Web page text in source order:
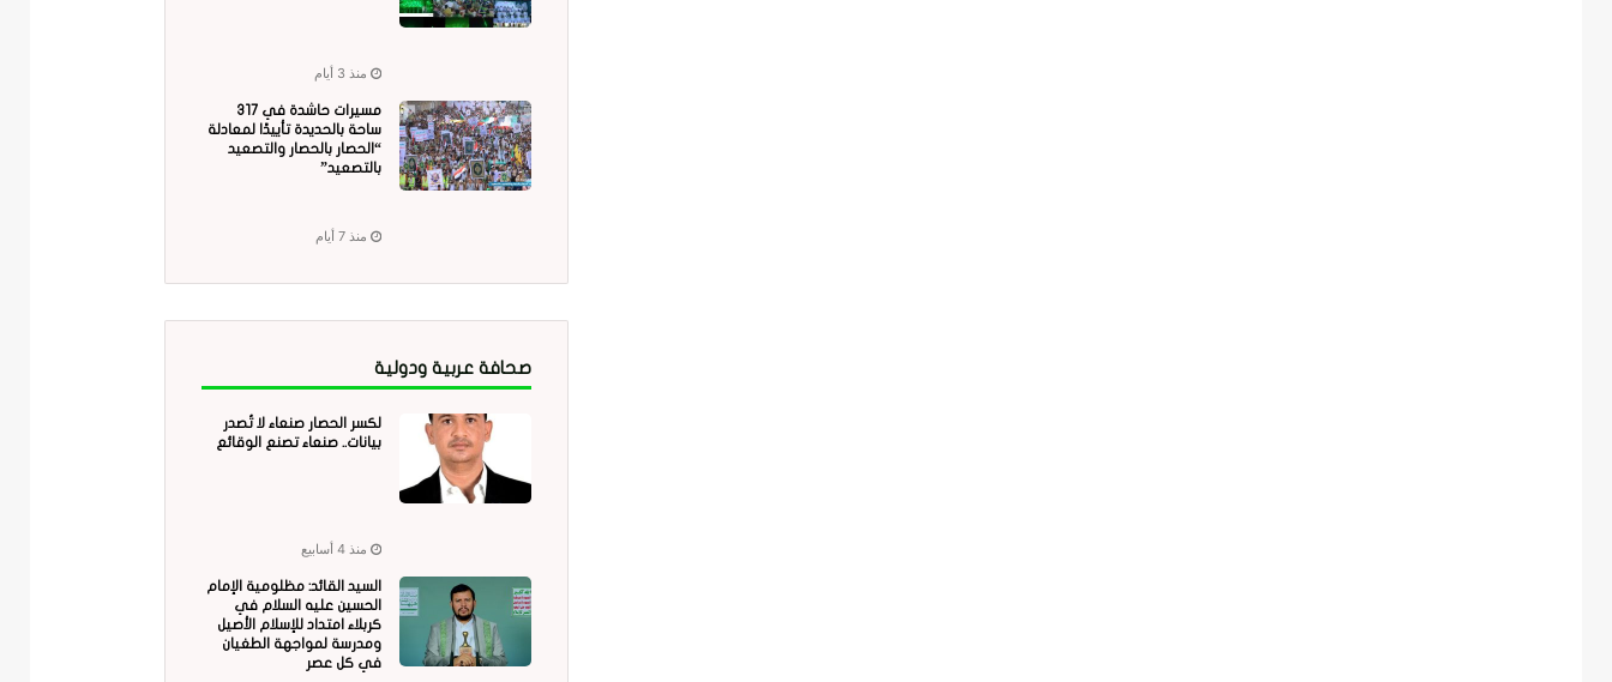
منذ 3 أيام
مسيرات حاشدة في 317
ساحة بالحديدة تأييدًا لمعادلة
“الحصار بالحصار والتصعيد
بالتصعيد”
منذ 7 أيام
صحافة عربية ودولية
لكسر الحصار صنعاء لا تُصدر
بيانات.. صنعاء تصنع الوقائع
منذ 4 أسابيع
السيد القائد: مظلومية الإمام
الحسين عليه السلام في
كربلاء امتداد للإسلام الأصيل
ومدرسة لمواجهة الطغيان
في كل عصر